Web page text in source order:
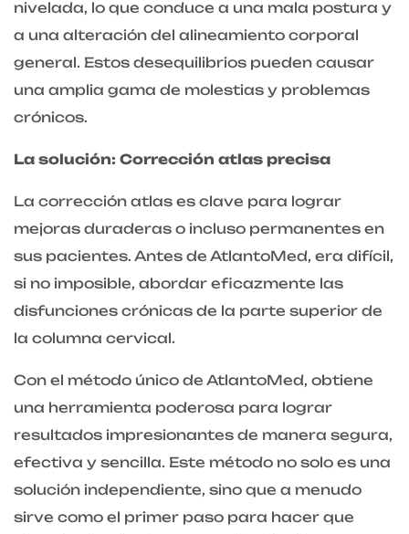
nivelada, lo que conduce a una mala postura y
a una alteración del alineamiento corporal
general. Estos desequilibrios pueden causar
una amplia gama de molestias y problemas
crónicos.
La solución: Corrección atlas precisa
La corrección atlas es clave para lograr
mejoras duraderas o incluso permanentes en
sus pacientes. Antes de AtlantoMed, era difícil,
si no imposible, abordar eficazmente las
disfunciones crónicas de la parte superior de
la columna cervical.
Con el método único de AtlantoMed, obtiene
una herramienta poderosa para lograr
resultados impresionantes de manera segura,
efectiva y sencilla. Este método no solo es una
solución independiente, sino que a menudo
sirve como el primer paso para hacer que